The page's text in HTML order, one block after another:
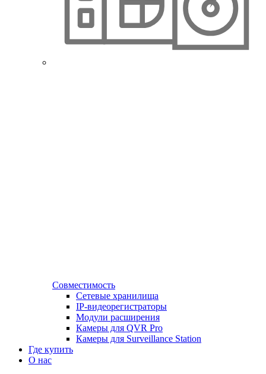
Совместимость
Сетевые хранилища
IP-видеорегистраторы
Модули расширения
Камеры для QVR Pro
Камеры для Surveillance Station
Где купить
О нас